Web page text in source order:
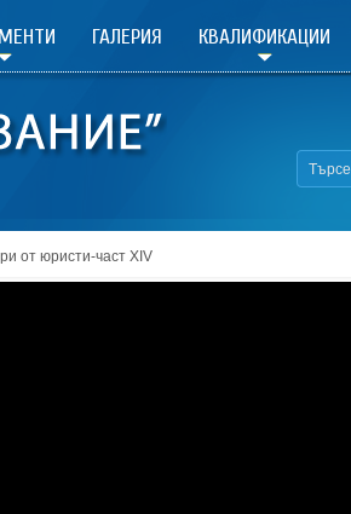
ГАЛЕРИЯ КВАЛИФИКАЦИИ
от юристи-част XIV